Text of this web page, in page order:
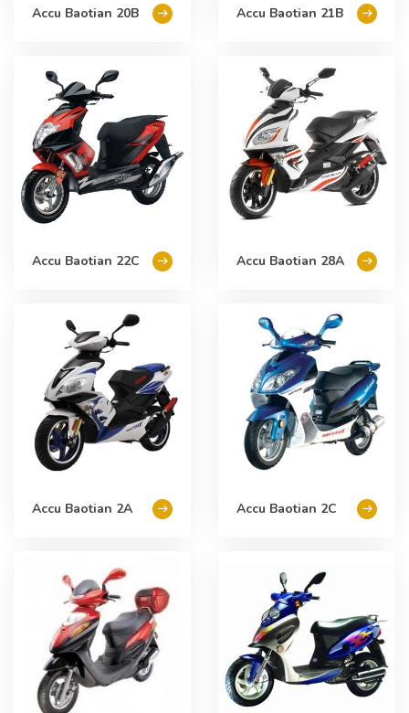
Accu Baotian 20B Accu Baotian 21B
Accu Baotian 22C Accu Baotian 28A
Accu Baotian 2A Accu Baotian 2C